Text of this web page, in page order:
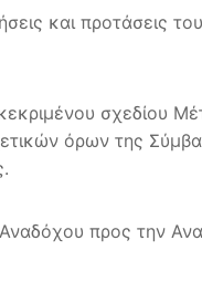
και προτάσεις
σχεδίου
όρων της
προς την